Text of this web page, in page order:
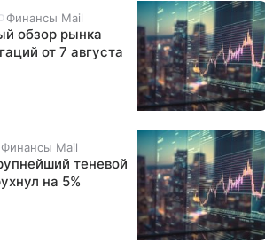
Финансы Mail
обзор рынка
от 7 августа
Финансы Mail
теневой
на 5%